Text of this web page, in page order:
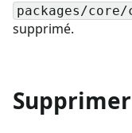
packages/core/
supprimé.